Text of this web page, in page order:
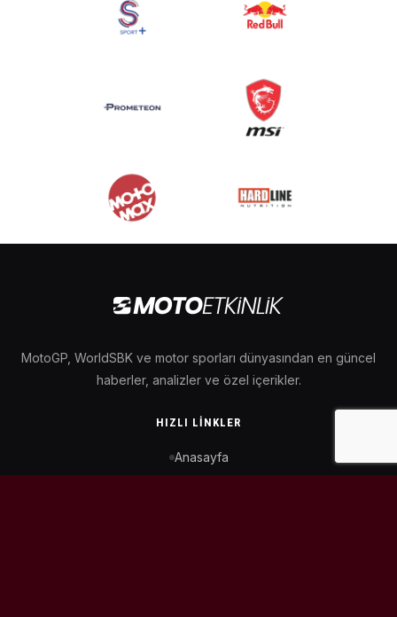
MotoGP, WorldSBK ve motor sporları dünyasından en güncel
haberler, analizler ve özel içerikler.
HIZLI LINKLER
Anasayfa